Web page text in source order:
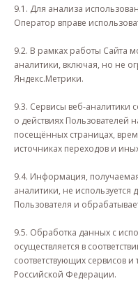
9.1. Для анализа
Оператор вправе
9.2. В рамках работы Сайта
аналитики, включая, но не
Яндекс.Метрики.
9.3. Сервисы веб-
о действиях Пользователей
посещённых страницах,
источниках переходов и
9.4. Информация,
аналитики, не используется
Пользователя и
9.5. Обработка данных с
осуществляется в
соответствующих сервисов
Российской Федерации.